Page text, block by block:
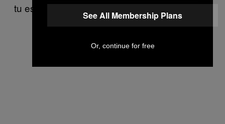
tu es bon, tu peux très bien en vivre.
See All Membership Plans
Or, continue for free